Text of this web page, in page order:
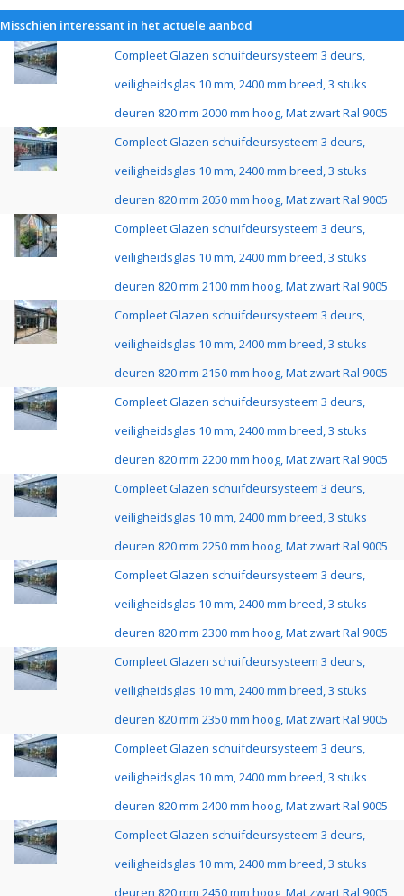
Misschien interessant in het actuele aanbod
Compleet Glazen schuifdeursysteem 3 deurs,
veiligheidsglas 10 mm, 2400 mm breed, 3 stuks
deuren 820 mm 2000 mm hoog, Mat zwart Ral 9005
Compleet Glazen schuifdeursysteem 3 deurs,
veiligheidsglas 10 mm, 2400 mm breed, 3 stuks
deuren 820 mm 2050 mm hoog, Mat zwart Ral 9005
Compleet Glazen schuifdeursysteem 3 deurs,
veiligheidsglas 10 mm, 2400 mm breed, 3 stuks
deuren 820 mm 2100 mm hoog, Mat zwart Ral 9005
Compleet Glazen schuifdeursysteem 3 deurs,
veiligheidsglas 10 mm, 2400 mm breed, 3 stuks
deuren 820 mm 2150 mm hoog, Mat zwart Ral 9005
Compleet Glazen schuifdeursysteem 3 deurs,
veiligheidsglas 10 mm, 2400 mm breed, 3 stuks
deuren 820 mm 2200 mm hoog, Mat zwart Ral 9005
Compleet Glazen schuifdeursysteem 3 deurs,
veiligheidsglas 10 mm, 2400 mm breed, 3 stuks
deuren 820 mm 2250 mm hoog, Mat zwart Ral 9005
Compleet Glazen schuifdeursysteem 3 deurs,
veiligheidsglas 10 mm, 2400 mm breed, 3 stuks
deuren 820 mm 2300 mm hoog, Mat zwart Ral 9005
Compleet Glazen schuifdeursysteem 3 deurs,
veiligheidsglas 10 mm, 2400 mm breed, 3 stuks
deuren 820 mm 2350 mm hoog, Mat zwart Ral 9005
Compleet Glazen schuifdeursysteem 3 deurs,
veiligheidsglas 10 mm, 2400 mm breed, 3 stuks
deuren 820 mm 2400 mm hoog, Mat zwart Ral 9005
Compleet Glazen schuifdeursysteem 3 deurs,
veiligheidsglas 10 mm, 2400 mm breed, 3 stuks
deuren 820 mm 2450 mm hoog, Mat zwart Ral 9005